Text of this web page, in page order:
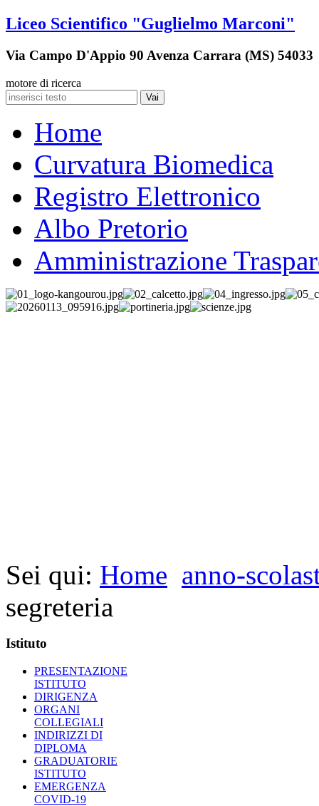
Liceo Scientifico "Guglielmo Marconi"
Via Campo D'Appio 90 Avenza Carrara (MS) 54033
motore di ricerca
Vai
Home
Curvatura Biomedica
Registro Elettronico
Albo Pretorio
Amministrazione
Sei qui: Home anno-
segreteria
Istituto
PRESENTAZIONE
ISTITUTO
DIRIGENZA
ORGANI
COLLEGIALI
INDIRIZZI DI
DIPLOMA
GRADUATORIE
ISTITUTO
EMERGENZA
COVID-19